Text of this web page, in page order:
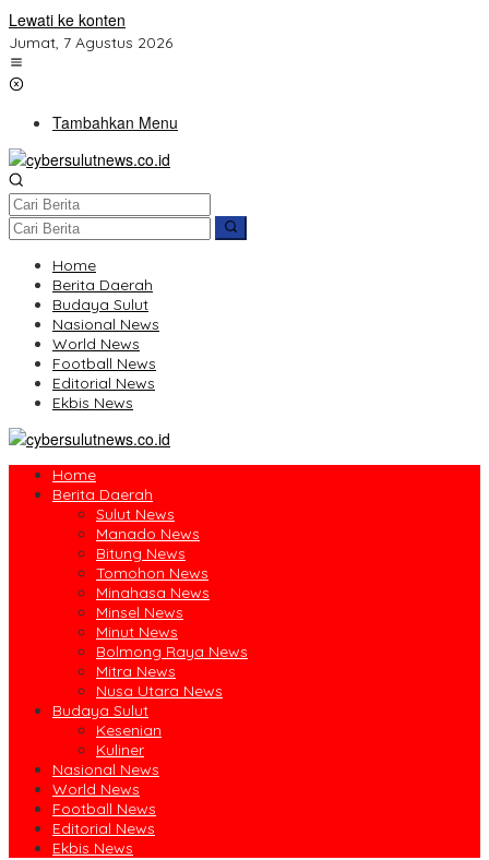
Lewati ke konten
Jumat, 7 Agustus 2026
Tambahkan Menu
Home
Berita Daerah
Budaya Sulut
Nasional News
World News
Football News
Editorial News
Ekbis News
Home
Berita Daerah
Sulut News
Manado News
Bitung News
Tomohon News
Minahasa News
Minsel News
Minut News
Bolmong Raya News
Mitra News
Nusa Utara News
Budaya Sulut
Kesenian
Kuliner
Nasional News
World News
Football News
Editorial News
Ekbis News